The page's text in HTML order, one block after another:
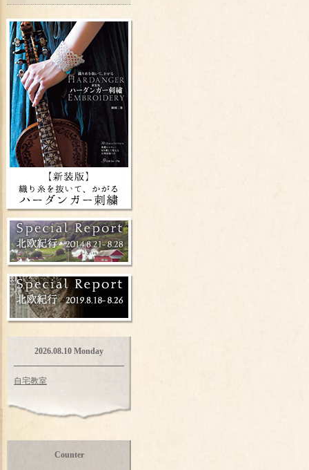
2026.08.10 Monday
自宅教室
Counter